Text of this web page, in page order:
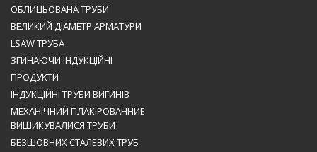
ОБЛИЦЬОВАНА ТРУБИ
ВЕЛИКИЙ ДІАМЕТР АРМАТУРИ
LSAW ТРУБА
ЗГИНАЮЧИ ІНДУКЦІЙНІ
ПРОДУКТИ
ІНДУКЦІЙНІ ТРУБИ ВИГИНІВ
МЕХАНІЧНИЙ ПЛАКІРОВАННИЕ
ВИШИКУВАЛИСЯ ТРУБИ
БЕЗШОВНИХ СТАЛЕВИХ ТРУБ